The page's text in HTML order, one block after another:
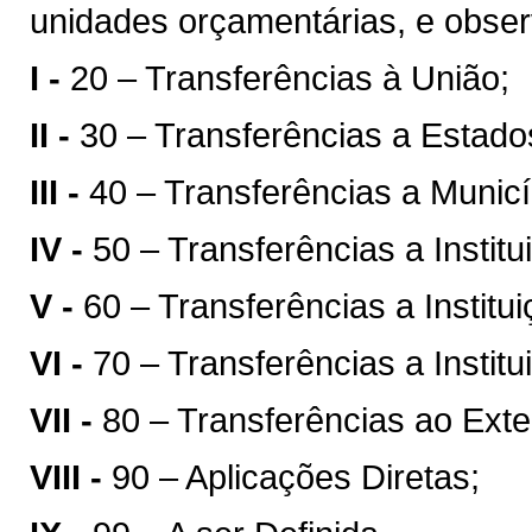
unidades orçamentárias, e
I - 20 – Transferências à União;
II - 30 – Transferências a
III - 40 – Transferências a
IV - 50 – Transferências a
V - 60 – Transferências a
VI - 70 – Transferências a
VII - 80 – Transferências ao
VIII - 90 – Aplicações Diretas;